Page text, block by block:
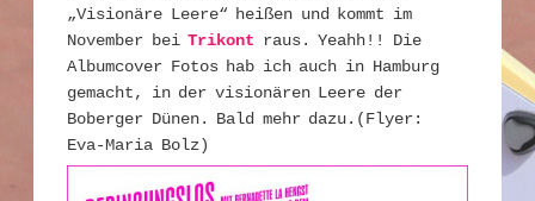
„Visionäre Leere“ heißen und kommt im
November beiTrikont raus. Yeahh!! Die
Albumcover Fotos hab ich auch in Hamburg
gemacht, in der visionären Leere der
Boberger Dünen. Bald mehr dazu.(Flyer:
Eva-Maria Bolz)